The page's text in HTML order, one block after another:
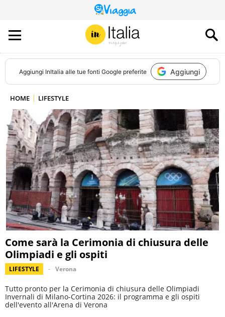
QUESTO
SITO
CONTRIBUISCE
ALL’AUDIENCE
DI
Aggiungi InItalia alle tue fonti Google preferite Aggiungi
HOME LIFESTYLE
Come sarà la Cerimonia di chiusura delle
Olimpiadi e gli ospiti
LIFESTYLE Verona
Tutto pronto per la Cerimonia di chiusura delle Olimpiadi
Invernali di Milano-Cortina 2026: il programma e gli ospiti
dell'evento all'Arena di Verona